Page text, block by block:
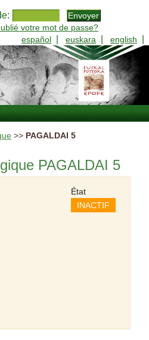
votre mot de passe?
español
euskara english
>> PAGALDAI 5
PAGALDAI 5
État
INACTIF